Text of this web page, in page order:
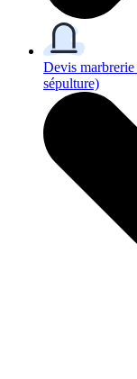
Devis marbrerie
sépulture)